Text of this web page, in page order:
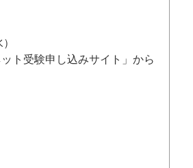
ト受験申し込みサイト」から